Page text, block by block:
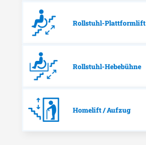
Rollstuhl-Plattformlift
Rollstuhl-Hebebühne
Homelift / Aufzug